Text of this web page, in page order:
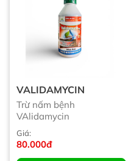
VALIDAMYCIN
Trừ nấm bệnh
VAlidamycin
Giá:
80.000đ